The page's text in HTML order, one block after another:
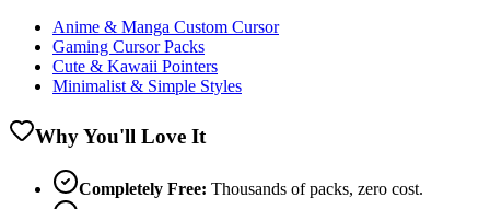
Anime & Manga Custom Cursor
Gaming Cursor Packs
Cute & Kawaii Pointers
Minimalist & Simple Styles
Why You'll Love It
Completely Free: Thousands of packs, zero cost.